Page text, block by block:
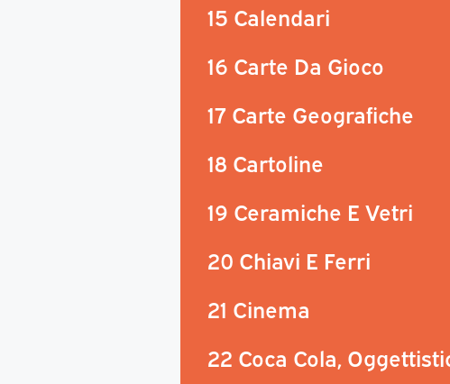
15 Calendari
16 Carte Da Gioco
17 Carte Geografiche
18 Cartoline
19 Ceramiche E Vetri
20 Chiavi E Ferri
21 Cinema
22 Coca Cola,